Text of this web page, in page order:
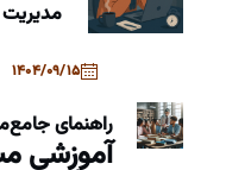
1404/09/15
راهنمای جامع
آموزشی